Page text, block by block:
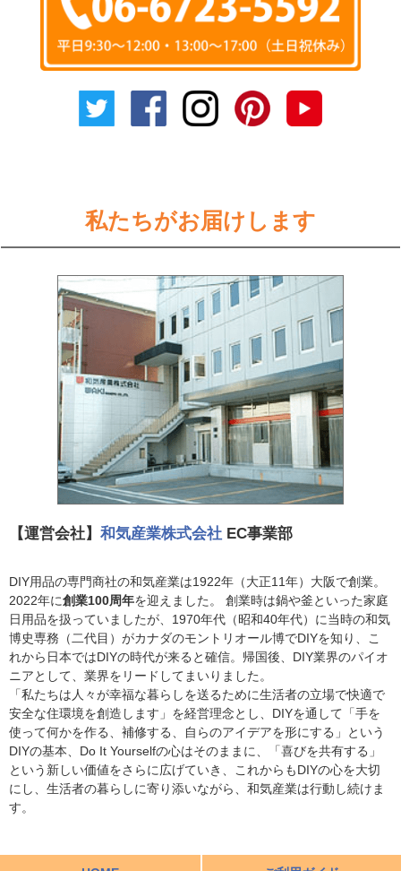
私たちがお届けします
【運営会社】 和気産業株式会社 EC事業部
DIY用品の専門商社の和気産業は1922年（大正11年）大阪で創業。
2022年に創業100周年を迎えました。 創業時は鍋や釜といった家庭
日用品を扱っていましたが、1970年代（昭和40年代）に当時の和気
博史専務（二代目）がカナダのモントリオール博でDIYを知り、こ
れから日本ではDIYの時代が来ると確信。帰国後、DIY業界のパイオ
ニアとして、業界をリードしてまいりました。
「私たちは人々が幸福な暮らしを送るために生活者の立場で快適で
安全な住環境を創造します」を経営理念とし、DIYを通して「手を
使って何かを作る、補修する、自らのアイデアを形にする」という
DIYの基本、Do It Yourselfの心はそのままに、「喜びを共有する」
という新しい価値をさらに広げていき、これからもDIYの心を大切
にし、生活者の暮らしに寄り添いながら、和気産業は行動し続けま
す。